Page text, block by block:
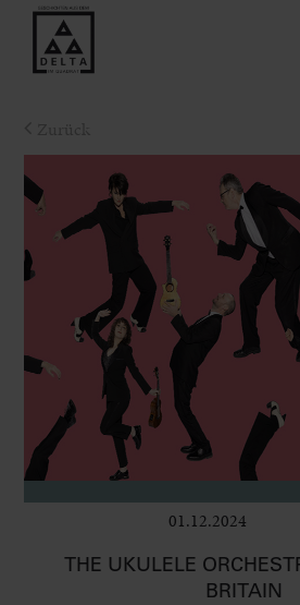
01.12.2024
THE UKULELE
BRITAIN